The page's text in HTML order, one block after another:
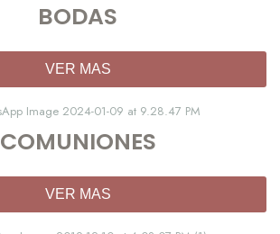
BODAS
VER MAS
COMUNIONES
VER MAS